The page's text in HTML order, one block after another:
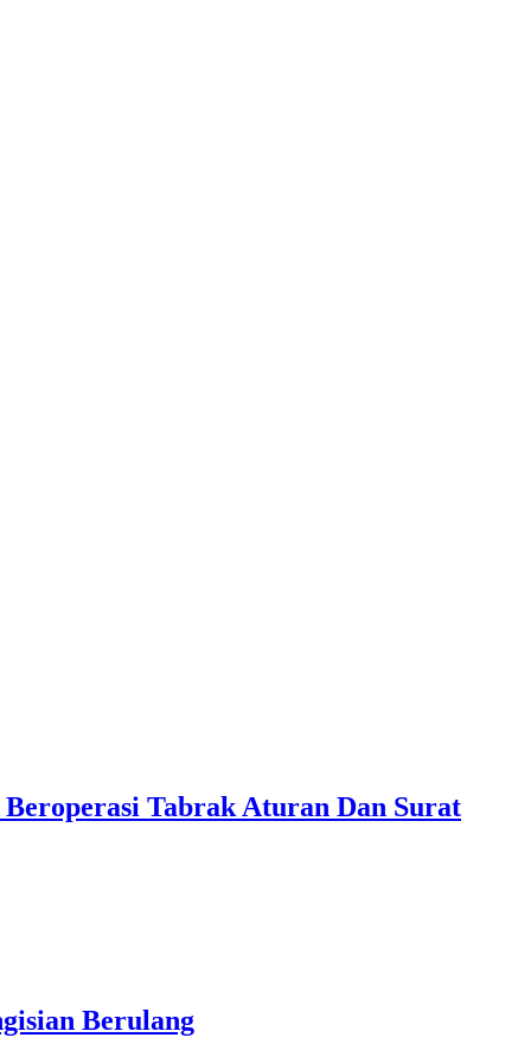
Tabrak Aturan Dan Surat
Berulang